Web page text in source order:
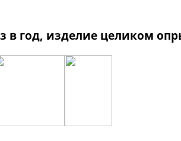
в год, изделие целиком